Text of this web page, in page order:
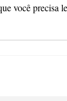
Silmes